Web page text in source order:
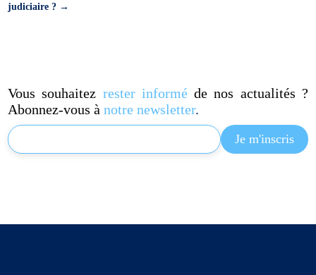
judiciaire ? →
Vous souhaitez rester informéde nos actualités ?
Abonnez-vous ànotre newsletter.